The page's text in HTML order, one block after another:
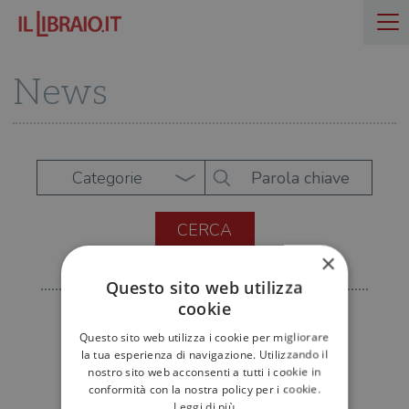
News
Categorie
×
Questo sito web utilizza
cookie
Questo sito web utilizza i cookie per migliorare
la tua esperienza di navigazione. Utilizzando il
nostro sito web acconsenti a tutti i cookie in
conformità con la nostra policy per i cookie.